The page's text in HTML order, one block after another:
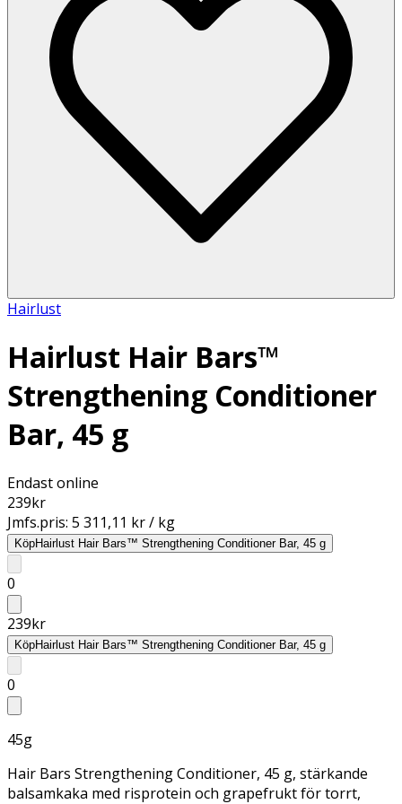
Hairlust
Hairlust Hair Bars™
Strengthening Conditioner
Bar, 45 g
Endast online
239kr
Jmfs.pris: 5 311,11 kr / kg
KöpHairlust Hair Bars™ Strengthening Conditioner Bar, 45 g
0
239kr
KöpHairlust Hair Bars™ Strengthening Conditioner Bar, 45 g
0
45g
Hair Bars Strengthening Conditioner, 45 g, stärkande
balsamkaka med risprotein och grapefrukt för torrt,